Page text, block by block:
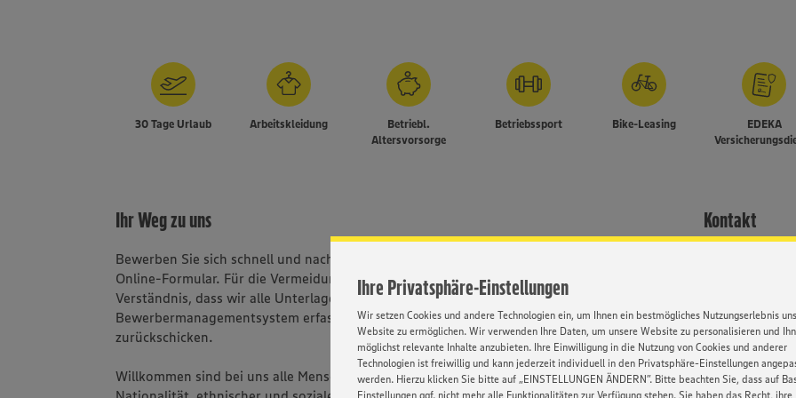
Ihre Privatsphäre-Einstellungen
Wir setzen Cookies und andere Technologien ein, um Ihnen ein bestmögliches Nutzungserlebnis
Website zu ermöglichen. Wir verwenden Ihre Daten, um unsere Website zu personalisieren und
möglichst relevante Inhalte anzubieten. Ihre Einwilligung in die Nutzung von Cookies und anderer
Technologien ist freiwillig und kann jederzeit individuell in den Privatsphäre-Einstellungen
werden. Hierzu klicken Sie bitte auf „EINSTELLUNGEN ÄNDERN”. Bitte beachten Sie, dass auf
Einstellungen ggf. nicht mehr alle Funktionalitäten zur Verfügung stehen. Sie haben das Recht, ihre
30 Tage Urlaub Arbeitskleidung
Betriebl.
Altersvorsorge
Betriebssport Bike-Leasing
EDEKA
Ihr Weg zu uns
Bewerben Sie sich schnell und nachhaltig über WhatsApp oder unser
Online-Formular. Für die Vermeidung von Postwegen bitten wir um
Verständnis, dass wir alle Unterlagen in unserem
Bewerbermanagementsystem erfassen und Bewerbungsmappen nicht
zurückschicken.
Willkommen sind bei uns alle Menschen - unabhängig von Geschlecht,
Kontakt
0571 - 802 1863